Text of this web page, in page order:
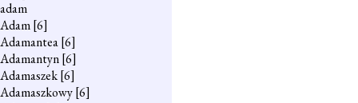
adam
Adam[6]
Adamantea[6]
Adamantyn[6]
Adamaszek[6]
Adamaszkowy[6]